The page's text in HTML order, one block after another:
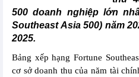
500 doanh nghiệp lớn
Southeast Asia 500) năm
2025.
Bảng xếp hạng Fortune
cơ sở doanh thu của năm tài